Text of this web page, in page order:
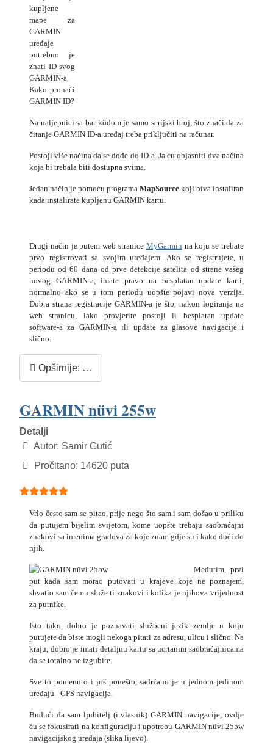
kupljene
mape za
GARMIN
uređaje
potrebno je
znati ID svog
GARMIN-a.
Kako pronaći
GARMIN ID?
Na naljepnici sa bar kôdom je samo serijski broj, što znači da za
čitanje GARMIN ID-a uređaj treba priključiti na računar.
Postoji više načina da se dođe do ID-a. Ja ću objasniti dva načina
koja bi trebala biti dostupna svima.
Jedan način je pomoću programa MapSource koji biva instaliran
kada instalirate kupljenu GARMIN kartu.
Drugi način je putem web stranice MyGarmin na koju se trebate
prvo registrovati sa svojim uređajem. Ako se registrujete, u
periodu od 60 dana od prve detekcije satelita od strane vašeg
novog GARMIN-a, imate pravo na besplatan update karti,
normalno ako se u tom periodu uopšte pojavi nova verzija.
Dobra strana registracije GARMIN-a je što, nakon logiranja na
web stranicu, lako provjerite postoji li besplatan update
software-a za GARMIN-a ili update za glasove navigacije i
slično.
Opširnije: …
GARMIN nüvi 255w
Detalji
Autor: Samir Gutić
Pročitano: 14620 puta
Ocjene članaka:
Vrlo često sam se pitao, prije nego što sam i sam došao u priliku
da putujem bijelim svijetom, kome uopšte trebaju saobraćajni
znakovi sa imenima gradova za koje znam gdje su i kako doći do
njih.
Međutim, prvi
put kada sam morao putovati u krajeve koje ne poznajem,
shvatio sam čemu služe ti znakovi i kolika je njihova vrijednost
za putnike.
Isto tako, dobro je poznavati službeni jezik zemlje u koju
putujete da biste mogli nekoga pitati za adresu, ulicu i slično. Na
kraju, dobro je imati detaljnu kartu sa ucrtanim saobraćajnicama
da se totalno ne izgubite.
Sve to pomenuto i još ponešto, sadržano je u jednom jedinom
uređaju - GPS navigacija.
Budući da sam ljubitelj (i vlasnik) GARMIN navigacije, ovdje
ću se fokusirati na konfiguraciju i upotrebu GARMIN nüvi 255w
navigacijskog uređaja (slika lijevo).